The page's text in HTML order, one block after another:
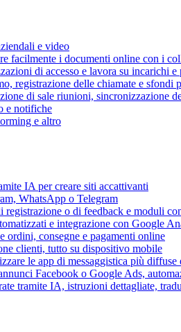
e video
facilmente i documenti online con i
di accesso e lavora su incarichi e
registrazione delle chiamate e sfondi
di sale riunioni, sincronizzazione
e notifiche
e altro
IA per creare siti accattivanti
WhatsApp o Telegram
o di feedback e moduli
e integrazione con Google
ordini, consegne e pagamenti online
clienti, tutto su dispositivo mobile
le app di messaggistica più diffuse
Facebook o Google Ads,
tramite IA, istruzioni dettagliate,